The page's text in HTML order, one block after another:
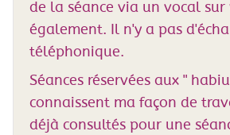
de la séance via un vocal
également. Il n'y a pas
téléphonique.
Séances réservées aux "
connaissent ma façon de
déjà consultés pour une